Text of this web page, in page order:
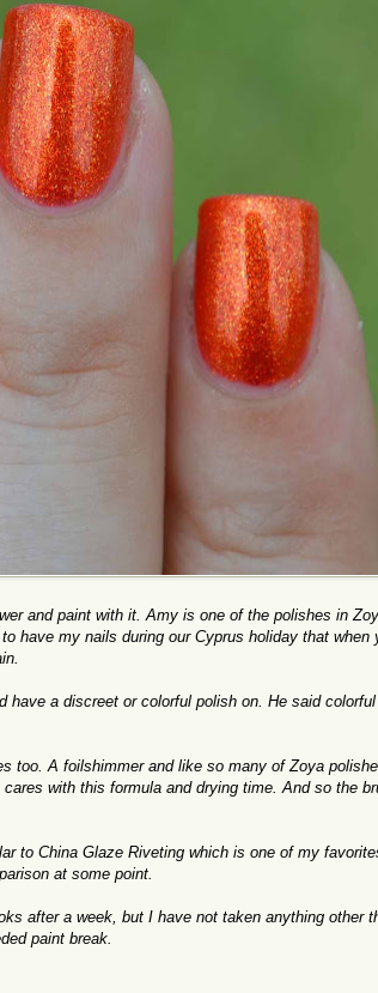
and paint with it. Amy is one of the polishes in
have my nails during our Cyprus holiday that when
a discreet or colorful polish on. He said
too. A foilshimmer and like so many of Zoya
with this formula and drying time. And so the
to China Glaze Riveting which is one of my
at some point.
after a week, but I have not taken anything other
paint break.